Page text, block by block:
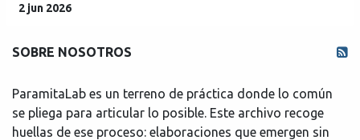
2 jun 2026
SOBRE NOSOTROS
ParamitaLab es un terreno de práctica donde lo común
se pliega para articular lo posible. Este archivo recoge
huellas de ese proceso: elaboraciones que emergen sin